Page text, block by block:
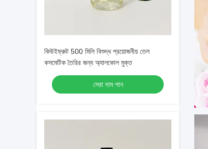
কিউইফ্রুট 500 মিলি বিশুদ্ধ প্রয়োজনীয় তেল
কসমেটিক তৈরির জন্য অ্যালকোল মুক্ত
সেরা দাম পান